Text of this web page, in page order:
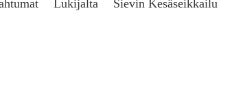
Lukijalta Sievin Kesäseikkailu